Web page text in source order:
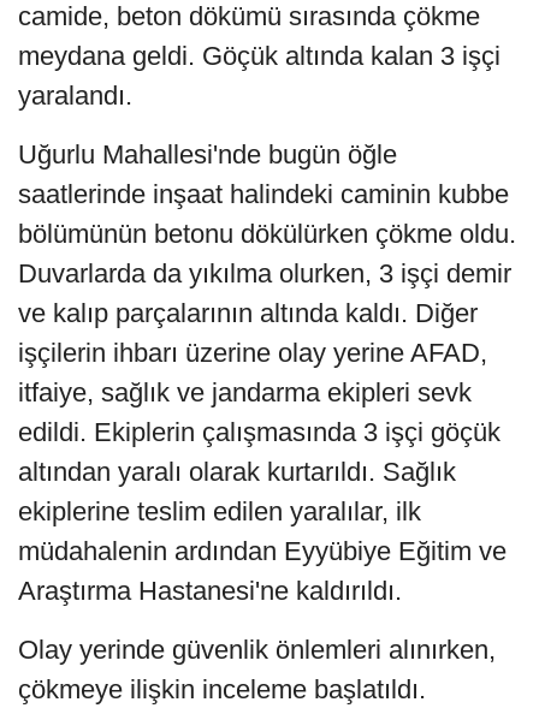
camide, beton dökümü sırasında çökme
meydana geldi. Göçük altında kalan 3 işçi
yaralandı.
Uğurlu Mahallesi'nde bugün öğle
saatlerinde inşaat halindeki caminin kubbe
bölümünün betonu dökülürken çökme oldu.
Duvarlarda da yıkılma olurken, 3 işçi demir
ve kalıp parçalarının altında kaldı. Diğer
işçilerin ihbarı üzerine olay yerine AFAD,
itfaiye, sağlık ve jandarma ekipleri sevk
edildi. Ekiplerin çalışmasında 3 işçi göçük
altından yaralı olarak kurtarıldı. Sağlık
ekiplerine teslim edilen yaralılar, ilk
müdahalenin ardından Eyyübiye Eğitim ve
Araştırma Hastanesi'ne kaldırıldı.
Olay yerinde güvenlik önlemleri alınırken,
çökmeye ilişkin inceleme başlatıldı.